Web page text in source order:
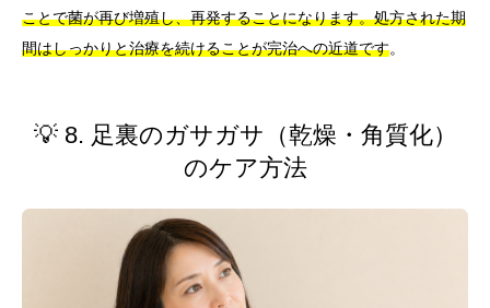
ことで菌が再び増殖し、再発することになります。処方された期
間はしっかりと治療を続けることが完治への近道です。
💡 8. 足裏のガサガサ（乾燥・角質化）
のケア方法